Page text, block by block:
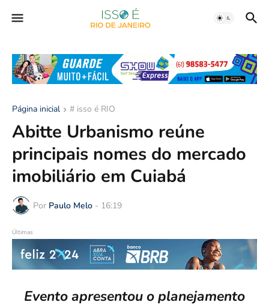
Página inicial # isso é RIO
Abitte Urbanismo reúne
principais nomes do mercado
imobiliário em Cuiabá
Por Paulo Melo - 16:19
Últimas
Evento apresentou o planejamento